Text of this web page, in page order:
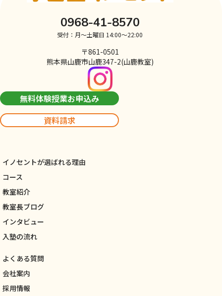
0968-41-8570
受付：月～土曜日 14:00～22:00
〒861-0501
熊本県山鹿市山鹿347-2(山鹿教室)
無料体験授業お申込み
資料請求
イノセントが選ばれる理由
コース
教室紹介
教室長ブログ
インタビュー
入塾の流れ
よくある質問
会社案内
採用情報